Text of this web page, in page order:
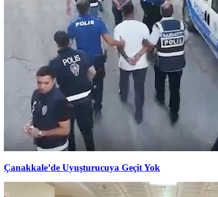
Çanakkale’de Uyuşturucuya Geçit Yok